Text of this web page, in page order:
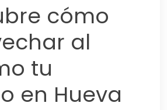
cómo
al
tu
en Hueva